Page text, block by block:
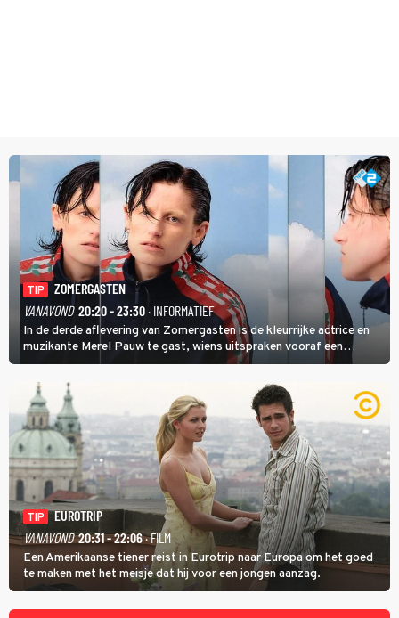
TIP
ZOMERGASTEN
VANAVOND 20:20 - 23:30· INFORMATIEF
In de derde aflevering van Zomergasten is de kleurrijke actrice en
muzikante Merel Pauw te gast, wiens uitspraken vooraf een
boeiende avond beloven: 'Mijn ideale televisieavond is zoals mijn
identiteit: grenzeloos, absurd en vol angsten'.
TIP
EUROTRIP
VANAVOND 20:31 - 22:06· FILM
Een Amerikaanse tiener reist in Eurotrip naar Europa om het goed
te maken met het meisje dat hij voor een jongen aanzag.